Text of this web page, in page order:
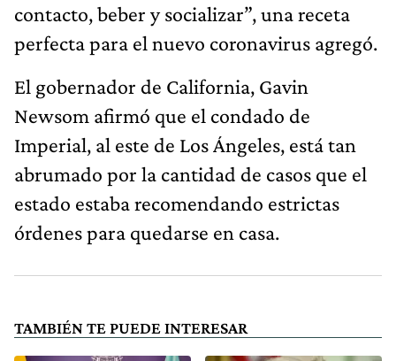
contacto, beber y socializar”, una receta
perfecta para el nuevo coronavirus agregó.
El gobernador de California, Gavin
Newsom afirmó que el condado de
Imperial, al este de Los Ángeles, está tan
abrumado por la cantidad de casos que el
estado estaba recomendando estrictas
órdenes para quedarse en casa.
TAMBIÉN TE PUEDE INTERESAR